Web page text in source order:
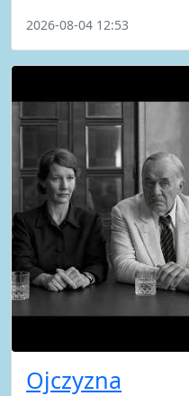
2026-08-04 12:53
Ojczyzna